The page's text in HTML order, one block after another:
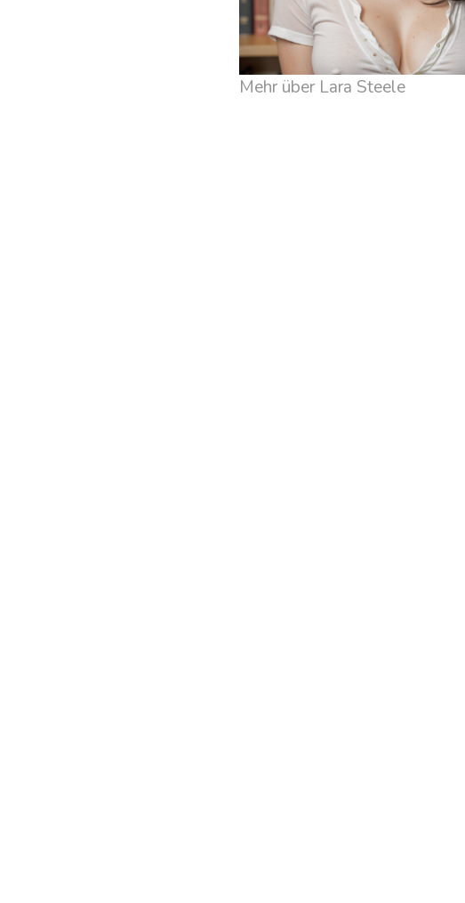
Mehr über Lara Steele